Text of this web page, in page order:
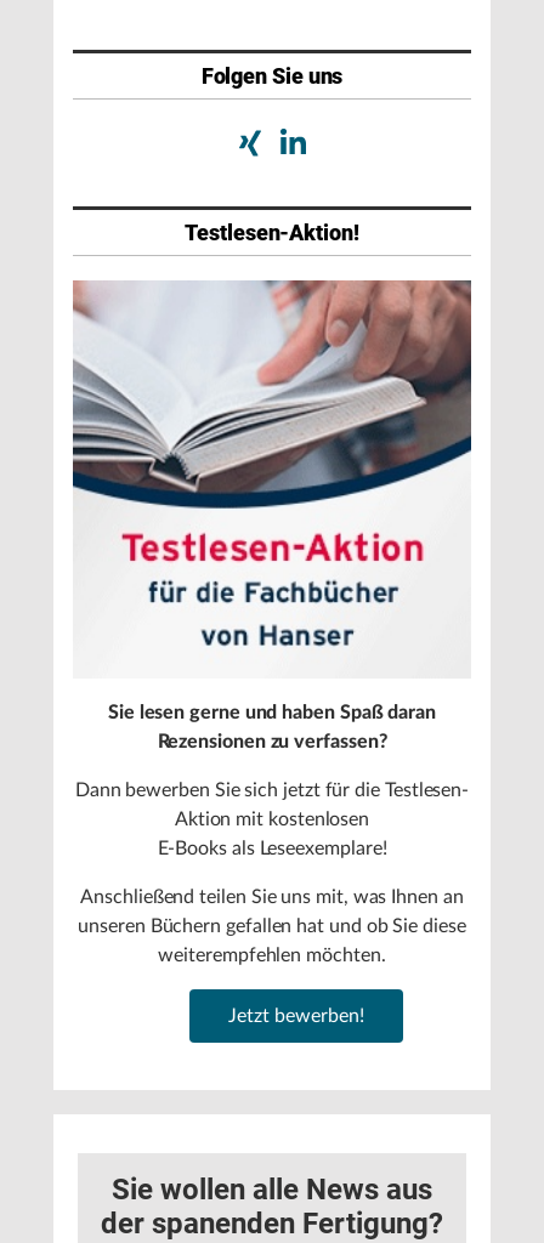
Folgen Sie uns
Testlesen-Aktion!
Sie lesen gerne und haben Spaß daran
Rezensionen zu verfassen?
Dann bewerben Sie sich jetzt für die Testlesen-
Aktion mit kostenlosen
E-Books als Leseexemplare!
Anschließend teilen Sie uns mit, was Ihnen an
unseren Büchern gefallen hat und ob Sie diese
weiterempfehlen möchten.
Jetzt bewerben!
Sie wollen alle News aus
der spanenden Fertigung?